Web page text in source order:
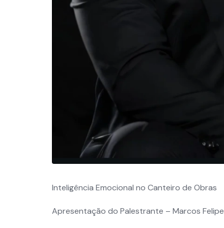
Inteligência Emocional no Canteiro de Obras
Apresentação do Palestrante – Marcos Felipe